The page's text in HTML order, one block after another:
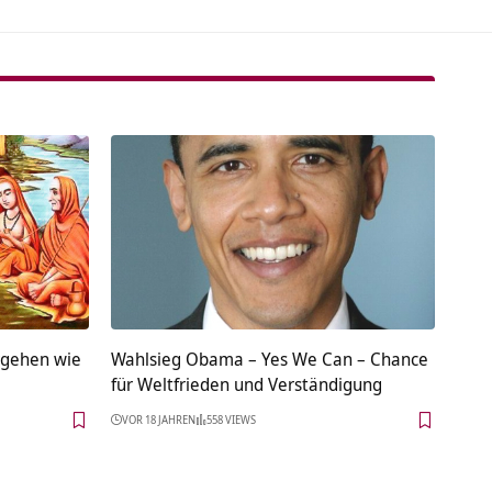
wie
Wahlsieg Obama – Yes We Can – Chance
für Weltfrieden und Verständigung
VOR 18 JAHREN 558 VIEWS